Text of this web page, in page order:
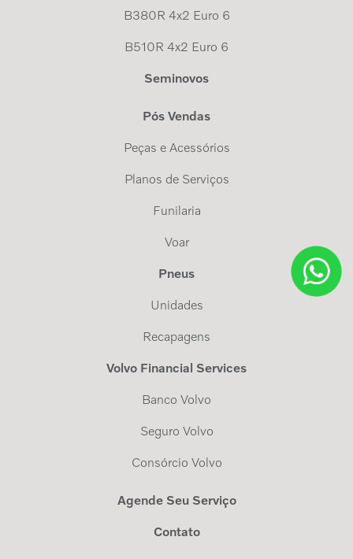
B380R 4x2 Euro 6
B510R 4x2 Euro 6
Seminovos
Pós Vendas
Peças e Acessórios
Planos de Serviços
Funilaria
Voar
Pneus
Unidades
Recapagens
Volvo Financial Services
Banco Volvo
Seguro Volvo
Consórcio Volvo
Agende Seu Serviço
Contato